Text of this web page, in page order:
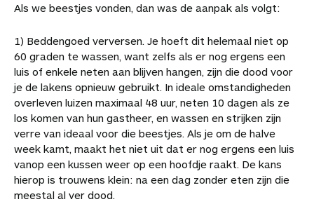
Als we beestjes vonden, dan was de aanpak als volgt:
1) Beddengoed verversen. Je hoeft dit helemaal niet op
60 graden te wassen, want zelfs als er nog ergens een
luis of enkele neten aan blijven hangen, zijn die dood voor
je de lakens opnieuw gebruikt. In ideale omstandigheden
overleven luizen maximaal 48 uur, neten 10 dagen als ze
los komen van hun gastheer, en wassen en strijken zijn
verre van ideaal voor die beestjes. Als je om de halve
week kamt, maakt het niet uit dat er nog ergens een luis
vanop een kussen weer op een hoofdje raakt. De kans
hierop is trouwens klein: na een dag zonder eten zijn die
meestal al ver dood.